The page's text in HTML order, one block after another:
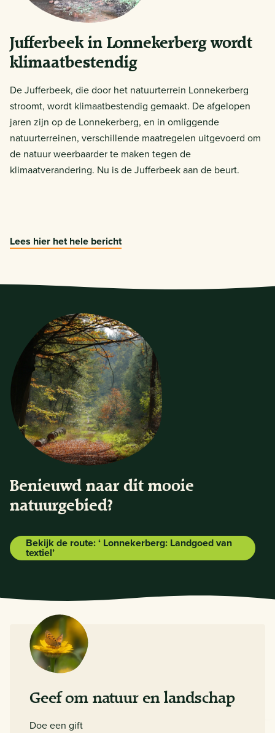
Jufferbeek in Lonnekerberg wordt
klimaatbestendig
De Jufferbeek, die door het natuurterrein Lonnekerberg
stroomt, wordt klimaatbestendig gemaakt. De afgelopen
jaren zijn op de Lonnekerberg, en in omliggende
natuurterreinen, verschillende maatregelen uitgevoerd om
de natuur weerbaarder te maken tegen de
klimaatverandering. Nu is de Jufferbeek aan de beurt.
Lees hier het hele bericht
Benieuwd naar dit mooie
natuurgebied?
Bekijk de route: ‘ Lonnekerberg: Landgoed van
textiel’
Geef om natuur en landschap
Doe een gift